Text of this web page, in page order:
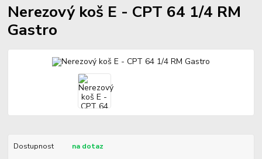
Nerezový koš E - CPT 64 1/4 RM
Gastro
Dostupnost na dotaz